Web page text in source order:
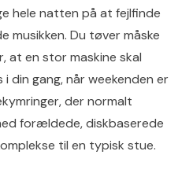
hele natten på at fejlfinde
musikken. Du tøver måske
at en stor maskine skal
din gang, når weekenden er
der normalt
forældede, diskbaserede
til en typisk stue.